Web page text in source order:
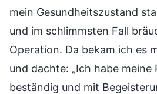
mein Gesundheitszustand
und im schlimmsten Fall
Operation. Da bekam ich es
und dachte: „Ich habe meine
beständig und mit